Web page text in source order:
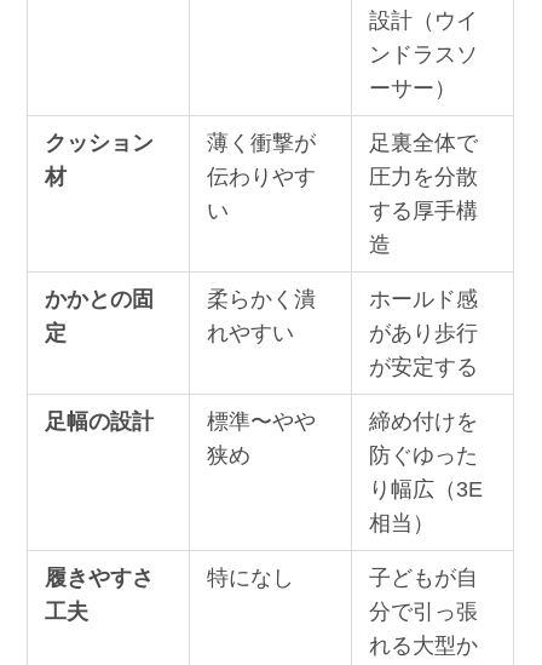
設計（ウイ
ンドラスソ
ーサー）
クッション
材
薄く衝撃が
伝わりやす
い
足裏全体で
圧力を分散
する厚手構
造
かかとの固
定
柔らかく潰
れやすい
ホールド感
があり歩行
が安定する
足幅の設計
標準〜やや
狭め
締め付けを
防ぐゆった
り幅広（3E
相当）
履きやすさ
工夫
特になし
子どもが自
分で引っ張
れる大型か